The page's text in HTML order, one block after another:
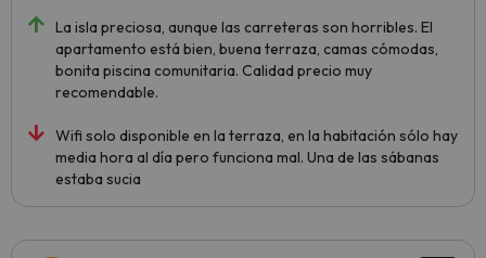
La isla preciosa, aunque las carreteras son horribles. El
apartamento está bien, buena terraza, camas cómodas,
bonita piscina comunitaria. Calidad precio muy
recomendable.
Wifi solo disponible en la terraza, en la habitación sólo hay
media hora al día pero funciona mal. Una de las sábanas
estaba sucia